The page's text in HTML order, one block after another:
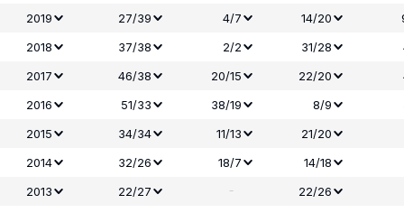
2019
27/39 4/7 14/20
2018
37/38 2/2 31/28
2017
46/38 20/15 22/20
2016
51/33 38/19 8/9
2015
34/34 11/13
21/20
2014
32/26 18/7
14/18
2013
22/27 -
22/26